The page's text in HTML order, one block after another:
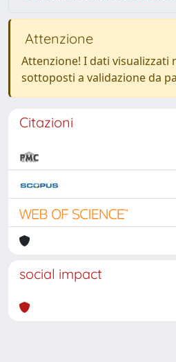
Attenzione
Attenzione! I dati visualizzati
sottoposti a validazione da
Citazioni
social impact